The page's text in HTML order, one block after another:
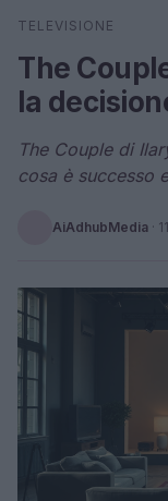
Cerca
TELEVISIONE
The
la
The Couple di
cosa è successo
AiAdhubMedia ·